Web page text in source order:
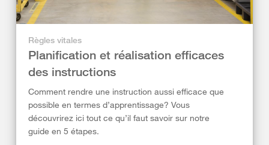
Règles vitales
Planification et réalisation efficaces
des instructions
Comment rendre une instruction aussi efficace que
possible en termes d’apprentissage? Vous
découvrirez ici tout ce qu’il faut savoir sur notre
guide en 5 étapes.